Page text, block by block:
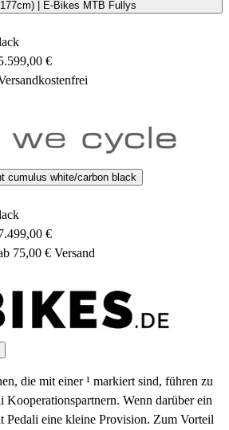
| E-Bikes MTB Fullys
€
cumulus white/carbon black
€
75,00 € Versand
die mit einer ¹ markiert sind, führen zu
Kooperationspartnern. Wenn darüber ein
Pedali eine kleine Provision. Zum Vorteil